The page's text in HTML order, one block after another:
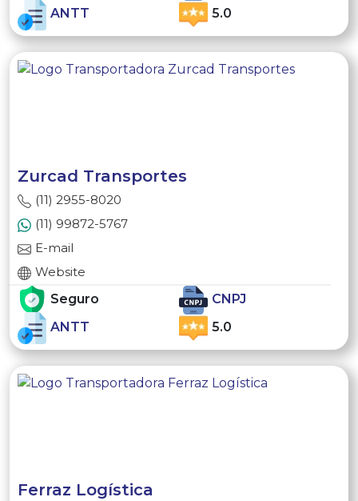
ANTT
5.0
Zurcad Transportes
(11) 2955-8020
(11) 99872-5767
E-mail
Website
Seguro
CNPJ
ANTT
5.0
Ferraz Logística